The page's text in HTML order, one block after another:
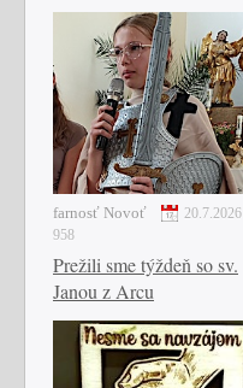
farnosť Novoť
20.7.2026
958
Prežili sme týždeň so sv.
Janou z Arcu